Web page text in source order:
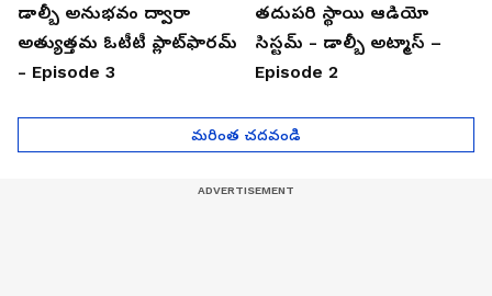
డాల్బీ అనుభవం ద్వారా
అత్యుత్తమ ఓటీటీ ప్లాట్‌ఫారమ్
- Episode 3
తదుపరి స్థాయి ఆడియో
సిస్టమ్ - డాల్బీ అట్మాస్ –
Episode 2
మరింత చదవండి